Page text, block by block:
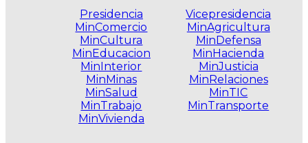
Presidencia
MinComercio
MinCultura
MinEducacion
MinInterior
MinMinas
MinSalud
MinTrabajo
MinVivienda
Vicepresidencia
MinAgricultura
MinDefensa
MinHacienda
MinJusticia
MinRelaciones
MinTIC
MinTransporte